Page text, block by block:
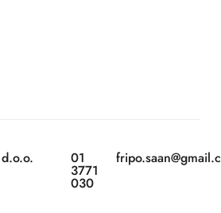
01
3771
030